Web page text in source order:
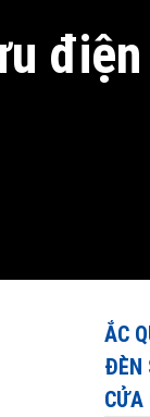
ẮC
ĐÈN
CỬA